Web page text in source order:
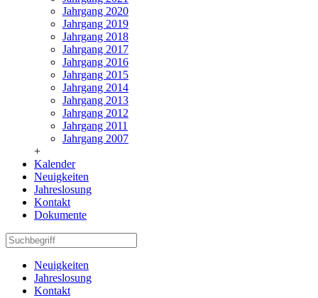
Jahrgang 2020
Jahrgang 2019
Jahrgang 2018
Jahrgang 2017
Jahrgang 2016
Jahrgang 2015
Jahrgang 2014
Jahrgang 2013
Jahrgang 2012
Jahrgang 2011
Jahrgang 2007
+
Kalender
Neuigkeiten
Jahreslosung
Kontakt
Dokumente
Neuigkeiten
Jahreslosung
Kontakt